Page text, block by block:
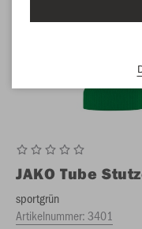
JAKO Tube
sportgrün
Artikelnummer:3401